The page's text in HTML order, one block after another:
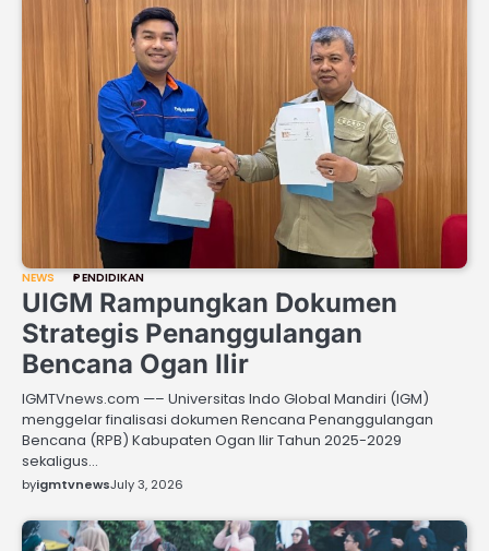
NEWS PENDIDIKAN
UIGM Rampungkan Dokumen
Strategis Penanggulangan
Bencana Ogan Ilir
IGMTVnews.com —– Universitas Indo Global Mandiri (IGM)
menggelar finalisasi dokumen Rencana Penanggulangan
Bencana (RPB) Kabupaten Ogan Ilir Tahun 2025-2029
sekaligus…
byigmtvnewsJuly 3, 2026